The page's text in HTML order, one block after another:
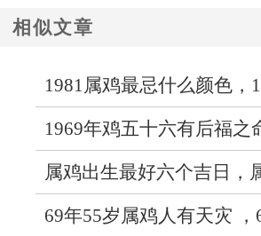
的蛇最好命
相似文章
1981属鸡最忌什么颜色，
忌的颜色
1969年鸡五十六有后福之
鸡人56岁后命运
属鸡出生最好六个吉日，
的日期
69年55岁属鸡人有天灾